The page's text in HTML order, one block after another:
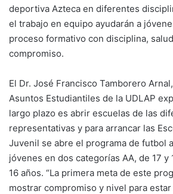
deportiva Azteca en diferentes
el trabajo en equipo ayudarán a
proceso formativo con disciplina,
compromiso.
El Dr. José Francisco Tamborero
Asuntos Estudiantiles de la UDLAP
largo plazo es abrir escuelas de las
representativas y para arrancar las
Juvenil se abre el programa de futbol
jóvenes en dos categorías AA, de 17 y
16 años. “La primera meta de este
mostrar compromiso y nivel para